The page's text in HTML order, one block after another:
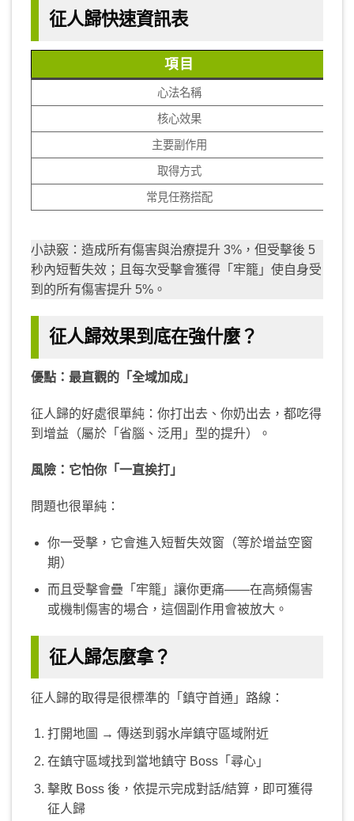
征人歸快速資訊表
項目
心法名稱
核心效果
主要副作用
取得方式
常見任務搭配
小訣竅：造成所有傷害與治療提升 3%，但受擊後 5
秒內短暫失效；且每次受擊會獲得「牢籠」使自身受
到的所有傷害提升 5%。
征人歸效果到底在強什麼？
優點：最直觀的「全域加成」
征人歸的好處很單純：你打出去、你奶出去，都吃得
到增益（屬於「省腦、泛用」型的提升）。
風險：它怕你「一直挨打」
問題也很單純：
你一受擊，它會進入短暫失效窗（等於增益空窗
期）
而且受擊會疊「牢籠」讓你更痛——在高頻傷害
或機制傷害的場合，這個副作用會被放大。
征人歸怎麼拿？
征人歸的取得是很標準的「鎮守首通」路線：
打開地圖 → 傳送到弱水岸鎮守區域附近
在鎮守區域找到當地鎮守 Boss「尋心」
擊敗 Boss 後，依提示完成對話/結算，即可獲得
征人歸